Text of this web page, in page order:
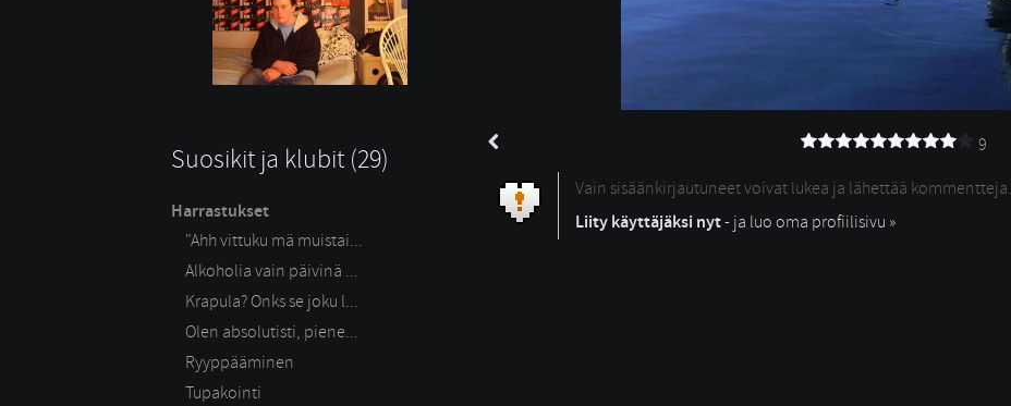
Suosikit ja klubit (29)
Harrastukset
"Ahh vittuku mä muistai...
Alkoholia vain päivinä ...
Krapula? Onks se joku l...
Olen absolutisti, piene...
Ryyppääminen
Tupakointi
9
Vain sisäänkirjautuneet voivat lukea ja lähettää kommentteja.
Liity käyttäjäksi nyt- ja luo oma profiilisivu »